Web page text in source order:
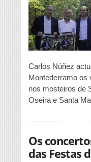
Carlos Núñez
Montederramo os
nos mosteiros de
Oseira e Santa
Os
das Festas